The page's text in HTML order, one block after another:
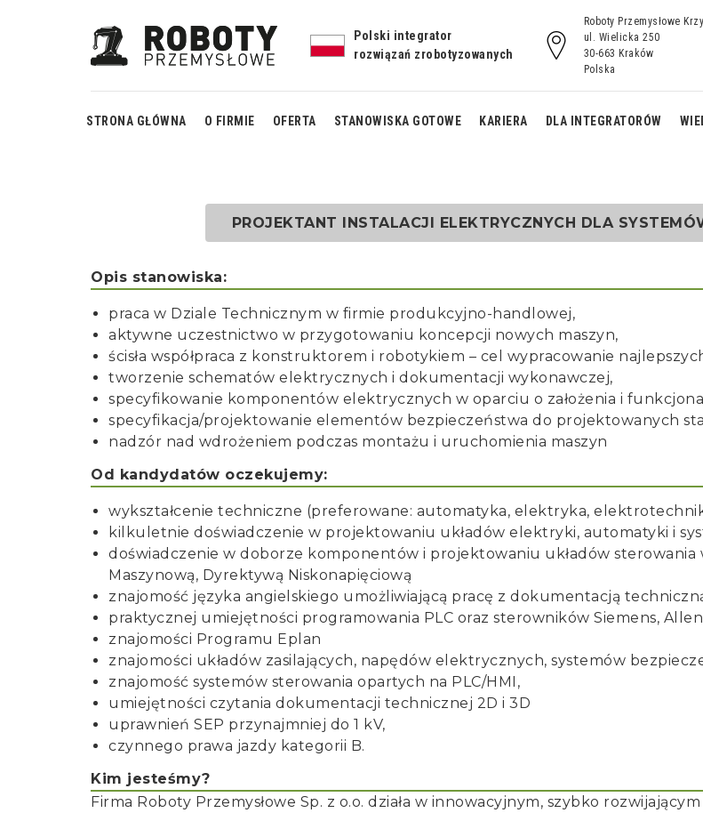
Polski integrator
rozwiązań zrobotyzowanych
Roboty Przemysłowe
ul. Wielicka 250
30-663 Kraków
Polska
STRONA GŁÓWNA O FIRMIE OFERTA STANOWISKA GOTOWE
obrotnikiem H
obrotnikiem L
RP20
paletyzacji
KARIERA DLA INTEGRATORÓW
PROJEKTANT INSTALACJI ELEKTRYCZNYCH DLA
Opis stanowiska:
praca w Dziale Technicznym w firmie produkcyjno-handlowej,
aktywne uczestnictwo w przygotowaniu koncepcji nowych maszyn,
ścisła współpraca z konstruktorem i robotykiem – cel wypracowanie
tworzenie schematów elektrycznych i dokumentacji wykonawczej,
specyfikowanie komponentów elektrycznych w oparciu o założenia i
specyfikacja/projektowanie elementów bezpieczeństwa do projektowanych
nadzór nad wdrożeniem podczas montażu i uruchomienia maszyn
Od kandydatów oczekujemy:
wykształcenie techniczne (preferowane: automatyka, elektryka,
kilkuletnie doświadczenie w projektowaniu układów elektryki, automatyki i
doświadczenie w doborze komponentów i projektowaniu układów
Maszynową, Dyrektywą Niskonapięciową
znajomość języka angielskiego umożliwiającą pracę z dokumentacją
praktycznej umiejętności programowania PLC oraz sterowników Siemens,
znajomości Programu Eplan
znajomości układów zasilających, napędów elektrycznych, systemów
znajomość systemów sterowania opartych na PLC/HMI,
umiejętności czytania dokumentacji technicznej 2D i 3D
uprawnień SEP przynajmniej do 1 kV,
czynnego prawa jazdy kategorii B.
Kim jesteśmy?
Firma Roboty Przemysłowe Sp. z o.o. działa w innowacyjnym, szybko